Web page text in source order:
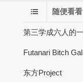
随便看看
第三学成六人的
Futanari Bitch
东方Project